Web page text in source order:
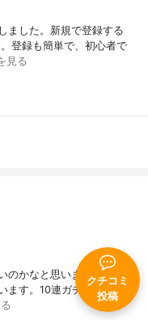
クチコミ
投稿
ました。新規で登録する
登録も簡単で、初心者で
見る
かなと思いますが、その
す。10連ガチャを引くと